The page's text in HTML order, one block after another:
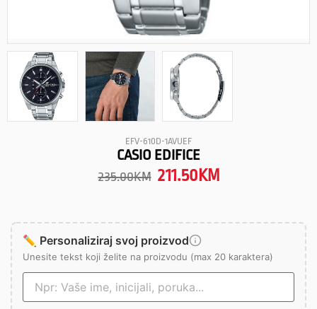
EFV-610D-1AVUEF
CASIO EDIFICE
235.00KM 211.50 KM
✏️ Personaliziraj svoj proizvod
Unesite tekst koji želite na proizvodu (max 20 karaktera)